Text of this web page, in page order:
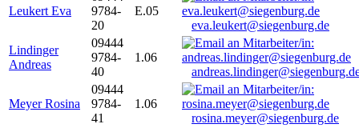
Leukert Eva
9784-
20
E.05
eva.leukert@siegenburg.de
Lindinger
Andreas
09444
9784-
40
1.06
Meyer Rosina
09444
9784-
41
1.06
rosina.meyer@siegenburg.de